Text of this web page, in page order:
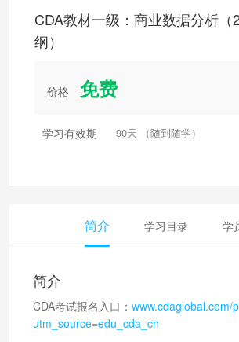
CDA教材一级：商业数据分析（
纲）
价格 免费
学习有效期 90天 （随到随学）
简介 学习目录 学
简介
CDA考试报名入口： www.cdaglobal.com/
utm_source=edu_cda_cn